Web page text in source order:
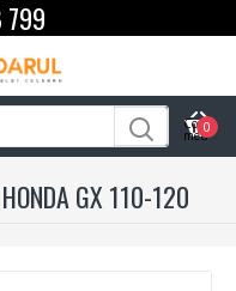
799
0
HONDA GX 110-120